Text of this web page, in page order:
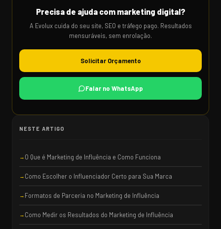
Precisa de ajuda com marketing digital?
A Evolux cuida do seu site, SEO e tráfego pago. Resultados
mensuráveis, sem enrolação.
Solicitar Orçamento
Falar no WhatsApp
NESTE ARTIGO
O Que é Marketing de Influência e Como Funciona
Como Escolher o Influenciador Certo para Sua Marca
Formatos de Parceria no Marketing de Influência
Como Medir os Resultados do Marketing de Influência